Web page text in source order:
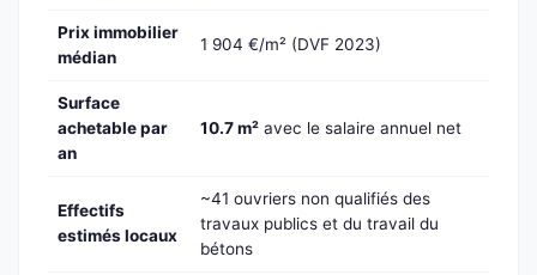
Prix immobilier
médian
1 904 €/m² (DVF 2023)
Surface
achetable par
an
10.7 m² avec le salaire annuel net
Effectifs
estimés locaux
~41 ouvriers non qualifiés des
travaux publics et du travail du
bétons